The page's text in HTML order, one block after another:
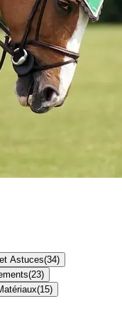
Astuces(34)
(23)
(15)